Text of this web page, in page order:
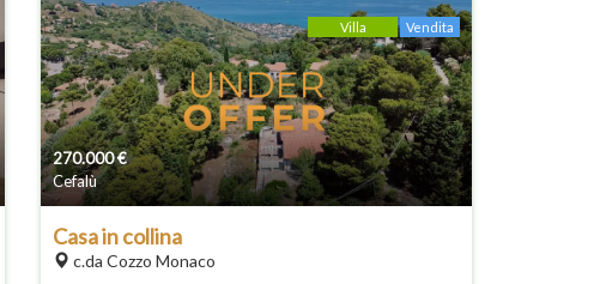
270.000€
Cefalù
Vendita
Villa
Casa in collina
c.da Cozzo Monaco